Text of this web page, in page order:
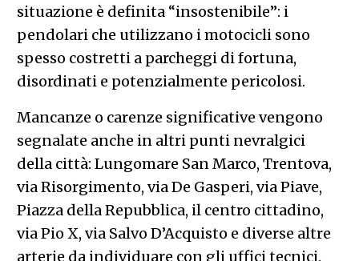
situazione è definita “insostenibile”: i
pendolari che utilizzano i motocicli sono
spesso costretti a parcheggi di fortuna,
disordinati e potenzialmente pericolosi.
Mancanze o carenze significative vengono
segnalate anche in altri punti nevralgici
della città: Lungomare San Marco, Trentova,
via Risorgimento, via De Gasperi, via Piave,
Piazza della Repubblica, il centro cittadino,
via Pio X, via Salvo D’Acquisto e diverse altre
arterie da individuare con gli uffici tecnici.